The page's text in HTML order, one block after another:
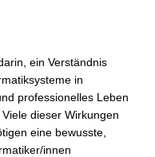
ein Verständnis
in
professionelles Leben
dieser Wirkungen
eine bewusste,
innen